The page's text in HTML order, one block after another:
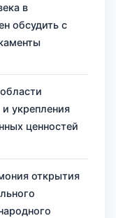
в
обсудить с
укрепления
ценностей
открытия